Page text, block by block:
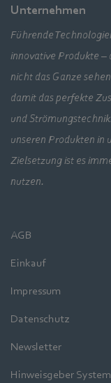
Unternehmen
Führende
innovative Produkte –
nicht das Ganze
damit das perfekte
und
unseren Produkten in
Zielsetzung ist es
nutzen.
AGB
Einkauf
Impressum
Datenschutz
Newsletter
Hinweisgeber System